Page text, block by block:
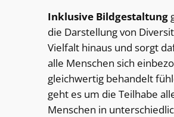
Inklusive Bildgestaltung
die Darstellung von
Vielfalt hinaus und sorgt
alle Menschen sich
gleichwertig behandelt
geht es um die Teilhabe
Menschen in